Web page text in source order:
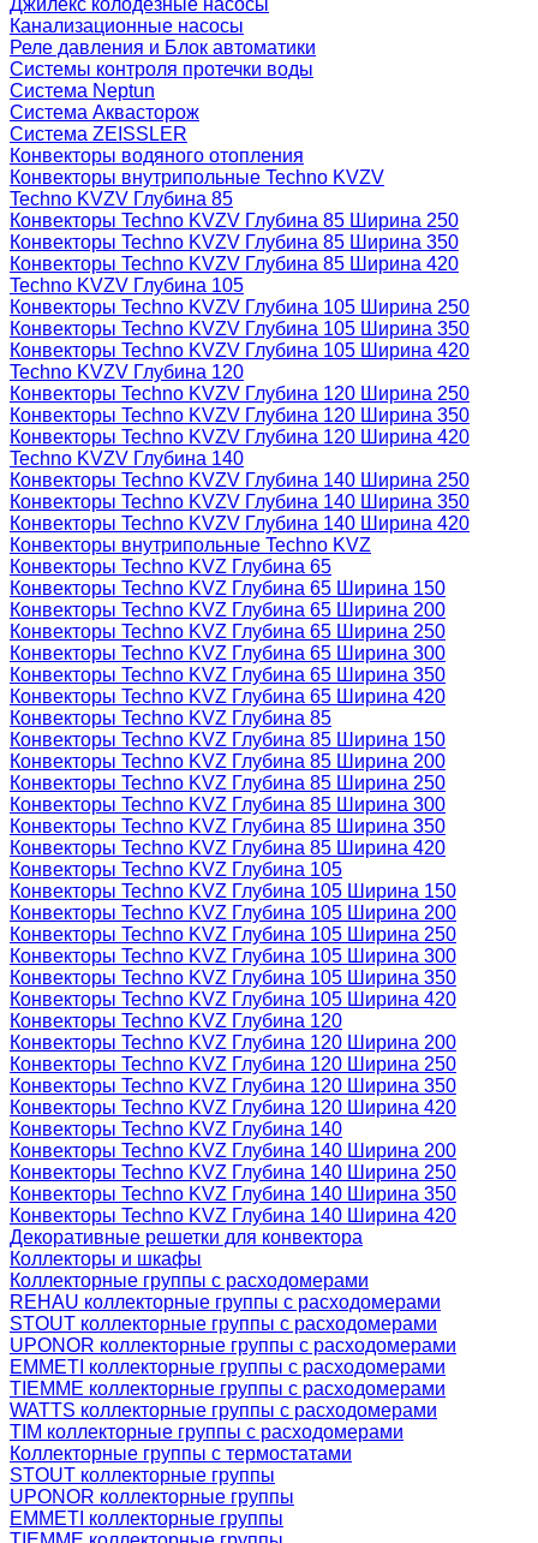
Джилекс колодезные насосы
Канализационные насосы
Реле давления и Блок автоматики
Системы контроля протечки воды
Система Neptun
Система Аквасторож
Система ZEISSLER
Конвекторы водяного отопления
Конвекторы внутрипольные Techno KVZV
Techno KVZV Глубина 85
Конвекторы Techno KVZV Глубина 85 Ширина 250
Конвекторы Techno KVZV Глубина 85 Ширина 350
Конвекторы Techno KVZV Глубина 85 Ширина 420
Techno KVZV Глубина 105
Конвекторы Techno KVZV Глубина 105 Ширина 250
Конвекторы Techno KVZV Глубина 105 Ширина 350
Конвекторы Techno KVZV Глубина 105 Ширина 420
Techno KVZV Глубина 120
Конвекторы Techno KVZV Глубина 120 Ширина 250
Конвекторы Techno KVZV Глубина 120 Ширина 350
Конвекторы Techno KVZV Глубина 120 Ширина 420
Techno KVZV Глубина 140
Конвекторы Techno KVZV Глубина 140 Ширина 250
Конвекторы Techno KVZV Глубина 140 Ширина 350
Конвекторы Techno KVZV Глубина 140 Ширина 420
Конвекторы внутрипольные Techno KVZ
Конвекторы Techno KVZ Глубина 65
Конвекторы Techno KVZ Глубина 65 Ширина 150
Конвекторы Techno KVZ Глубина 65 Ширина 200
Конвекторы Techno KVZ Глубина 65 Ширина 250
Конвекторы Techno KVZ Глубина 65 Ширина 300
Конвекторы Techno KVZ Глубина 65 Ширина 350
Конвекторы Techno KVZ Глубина 65 Ширина 420
Конвекторы Techno KVZ Глубина 85
Конвекторы Techno KVZ Глубина 85 Ширина 150
Конвекторы Techno KVZ Глубина 85 Ширина 200
Конвекторы Techno KVZ Глубина 85 Ширина 250
Конвекторы Techno KVZ Глубина 85 Ширина 300
Конвекторы Techno KVZ Глубина 85 Ширина 350
Конвекторы Techno KVZ Глубина 85 Ширина 420
Конвекторы Techno KVZ Глубина 105
Конвекторы Techno KVZ Глубина 105 Ширина 150
Конвекторы Techno KVZ Глубина 105 Ширина 200
Конвекторы Techno KVZ Глубина 105 Ширина 250
Конвекторы Techno KVZ Глубина 105 Ширина 300
Конвекторы Techno KVZ Глубина 105 Ширина 350
Конвекторы Techno KVZ Глубина 105 Ширина 420
Конвекторы Techno KVZ Глубина 120
Конвекторы Techno KVZ Глубина 120 Ширина 200
Конвекторы Techno KVZ Глубина 120 Ширина 250
Конвекторы Techno KVZ Глубина 120 Ширина 350
Конвекторы Techno KVZ Глубина 120 Ширина 420
Конвекторы Techno KVZ Глубина 140
Конвекторы Techno KVZ Глубина 140 Ширина 200
Конвекторы Techno KVZ Глубина 140 Ширина 250
Конвекторы Techno KVZ Глубина 140 Ширина 350
Конвекторы Techno KVZ Глубина 140 Ширина 420
Декоративные решетки для конвектора
Коллекторы и шкафы
Коллекторные группы с расходомерами
REHAU коллекторные группы с расходомерами
STOUT коллекторные группы с расходомерами
UPONOR коллекторные группы с расходомерами
EMMETI коллекторные группы с расходомерами
TIEMME коллекторные группы с расходомерами
WATTS коллекторные группы с расходомерами
TIM коллекторные группы с расходомерами
Коллекторные группы с термостатами
STOUT коллекторные группы
UPONOR коллекторные группы
EMMETI коллекторные группы